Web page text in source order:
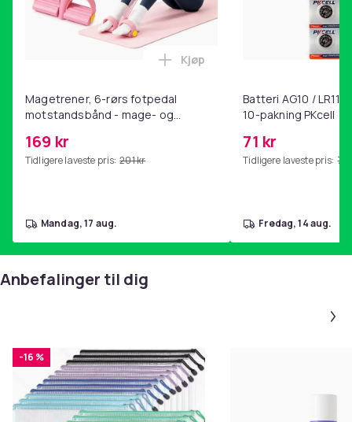
Magetrener, 6-rørs fotpedal
motstandsbånd - mage- og
hjemmegymnastikk Pink
169 kr
Tidligere laveste pris: 201 kr
Legg Magetrener, 6-rørs
Kjøp
mandag, 17 aug.
Batteri AG10 /
10-pakning PKcell
71 kr
Tidligere laveste pris: 76
fredag, 14 aug.
Anbefalinger til dig
-16 %